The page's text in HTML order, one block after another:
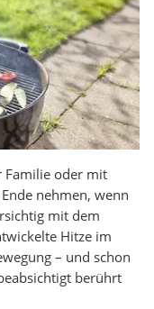
Familie oder mit
nehmen, wenn
mit dem
Hitze im
– und schon
berührt